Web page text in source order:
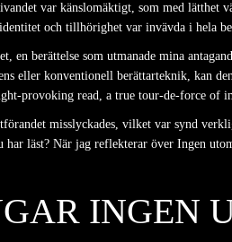
var känslomäktigt, som med
och tillhörighet var invävda i hela
berättelse som utmanade mina
eller konventionell berättarteknik, kan
provoking read, a true tour-de-force of
misslyckades, vilket var synd
läst? När jag reflekterar över Ingen
INGEN